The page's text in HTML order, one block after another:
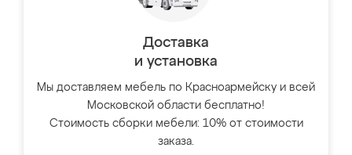
Доставка
и установка
Мы доставляем мебель по Красноармейску и всей
Московской области бесплатно!
Стоимость сборки мебели: 10% от стоимости
заказа.